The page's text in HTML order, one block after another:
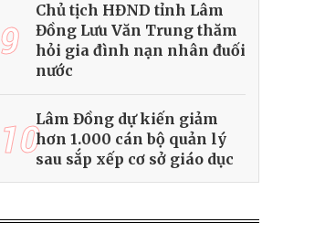
9
Chủ tịch HĐND tỉnh Lâm
Đồng Lưu Văn Trung thăm
hỏi gia đình nạn nhân đuối
nước
10Lâm Đồng dự kiến giảm
hơn 1.000 cán bộ quản lý
sau sắp xếp cơ sở giáo dục